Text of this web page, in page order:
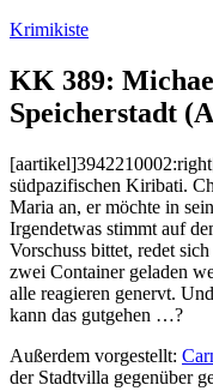
Zum
springen
Krimikiste
KK 389:
Speicherstadt
südpazifischen Kiribati.
Maria an, er möchte in
Irgendetwas stimmt auf
Vorschuss bittet, redet
zwei Container geladen
alle reagieren genervt.
kann das gutgehen …?
Außerdem vorgestellt:
der Stadtvilla gegenüber